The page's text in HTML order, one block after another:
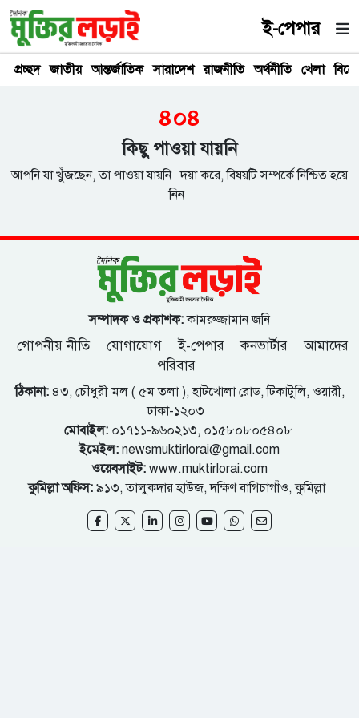
ই-পেপার
প্রচ্ছদ জাতীয় আন্তর্জাতিক সারাদেশ রাজনীতি অর্থনীতি খেলা
৪০৪
কিছু পাওয়া যায়নি
আপনি যা খুঁজছেন, তা পাওয়া যায়নি। দয়া করে, বিষয়টি সম্পর্কে নিশ্চিত হয়ে
নিন।
সম্পাদক ও প্রকাশক:কামরুজ্জামান জনি
গোপনীয় নীতি যোগাযোগ ই-পেপার কনভার্টার
আমাদের
পরিবার
ঠিকানা:৪৩, চৌধুরী মল ( ৫ম তলা ), হাটখোলা রোড, টিকাটুলি, ওয়ারী,
ঢাকা-১২০৩।
মোবাইল:০১৭১১-৯৬০২১৩, ০১৫৮০৮০৫৪০৮
ইমেইল: newsmuktirlorai@gmail.com
ওয়েবসাইট: www.muktirlorai.com
কুমিল্লা অফিস: ৯১৩, তালুকদার হাউজ, দক্ষিণ বাগিচাগাঁও, কুমিল্লা।